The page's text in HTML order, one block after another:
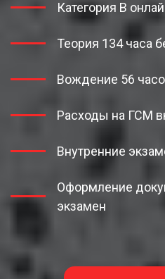
Категория В
Теория 134 часа
Вождение 56
Расходы на ГСМ
Внутренние
Оформление
экзамен